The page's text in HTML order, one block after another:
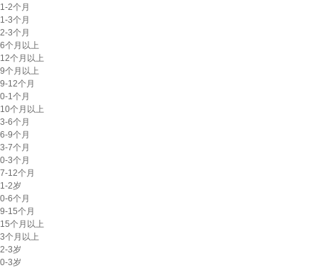
1-2个月
1-3个月
2-3个月
6个月以上
12个月以上
9个月以上
9-12个月
0-1个月
10个月以上
3-6个月
6-9个月
3-7个月
0-3个月
7-12个月
1-2岁
0-6个月
9-15个月
15个月以上
3个月以上
2-3岁
0-3岁